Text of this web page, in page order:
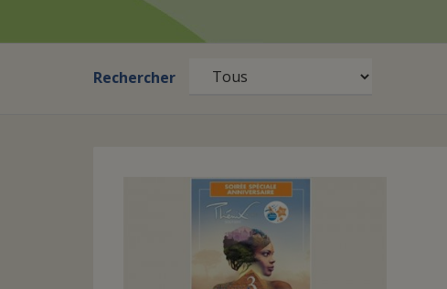
Rechercher